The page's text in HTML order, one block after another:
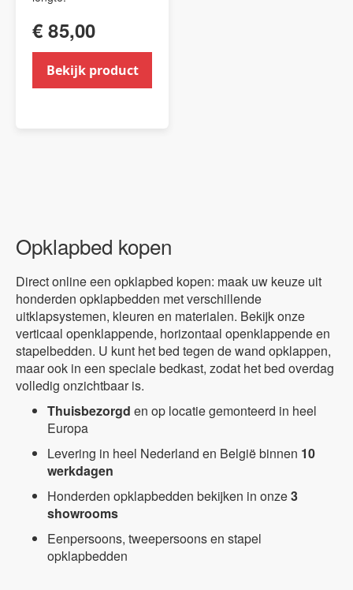
€ 85,00
Bekijk product
Opklapbed kopen
Direct online een opklapbed kopen: maak uw keuze uit
honderden opklapbedden met verschillende
uitklapsystemen, kleuren en materialen. Bekijk onze
verticaal openklappende, horizontaal openklappende en
stapelbedden. U kunt het bed tegen de wand opklappen,
maar ook in een speciale bedkast, zodat het bed overdag
volledig onzichtbaar is.
Thuisbezorgd en op locatie gemonteerd in heel
Europa
Levering in heel Nederland en België binnen 10
werkdagen
Honderden opklapbedden bekijken in onze3
showrooms
Eenpersoons, tweepersoons en stapel
opklapbedden